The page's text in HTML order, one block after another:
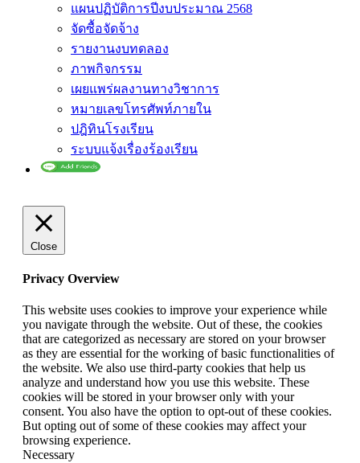
แผนปฏิบัติการปีงบประมาณ 2568
จัดซื้อจัดจ้าง
รายงานงบทดลอง
ภาพกิจกรรม
เผยแพร่ผลงานทางวิชาการ
หมายเลขโทรศัพท์ภายใน
ปฎิทินโรงเรียน
ระบบแจ้งเรื่องร้องเรียน
Close
Privacy Overview
This website uses cookies to improve your experience while
you navigate through the website. Out of these, the cookies
that are categorized as necessary are stored on your browser
as they are essential for the working of basic functionalities of
the website. We also use third-party cookies that help us
analyze and understand how you use this website. These
cookies will be stored in your browser only with your
consent. You also have the option to opt-out of these cookies.
But opting out of some of these cookies may affect your
browsing experience.
Necessary